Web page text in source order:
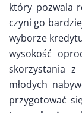
który pozwala
czyni go
wyborze
wysokość
skorzystania z
młodych
przygotować